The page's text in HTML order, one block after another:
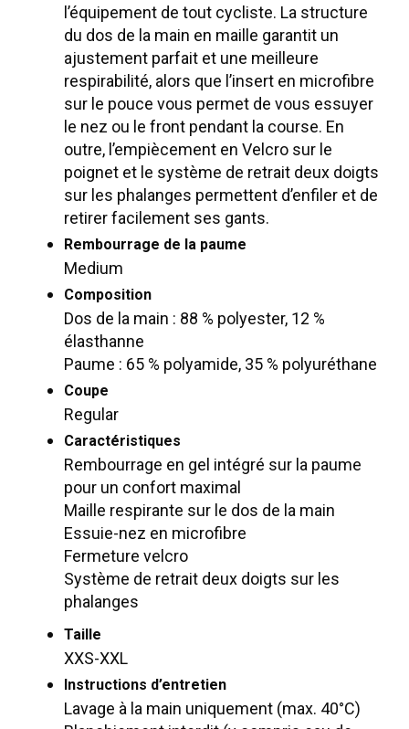
l’équipement de tout cycliste. La structure
du dos de la main en maille garantit un
ajustement parfait et une meilleure
respirabilité, alors que l’insert en microfibre
sur le pouce vous permet de vous essuyer
le nez ou le front pendant la course. En
outre, l’empiècement en Velcro sur le
poignet et le système de retrait deux doigts
sur les phalanges permettent d’enfiler et de
retirer facilement ses gants.
Rembourrage de la paume
Medium
Composition
Dos de la main : 88 % polyester, 12 %
élasthanne
Paume : 65 % polyamide, 35 % polyuréthane
Coupe
Regular
Caractéristiques
Rembourrage en gel intégré sur la paume
pour un confort maximal
Maille respirante sur le dos de la main
Essuie-nez en microfibre
Fermeture velcro
Système de retrait deux doigts sur les
phalanges
Taille
XXS-XXL
Instructions d’entretien
Lavage à la main uniquement (max. 40°C)